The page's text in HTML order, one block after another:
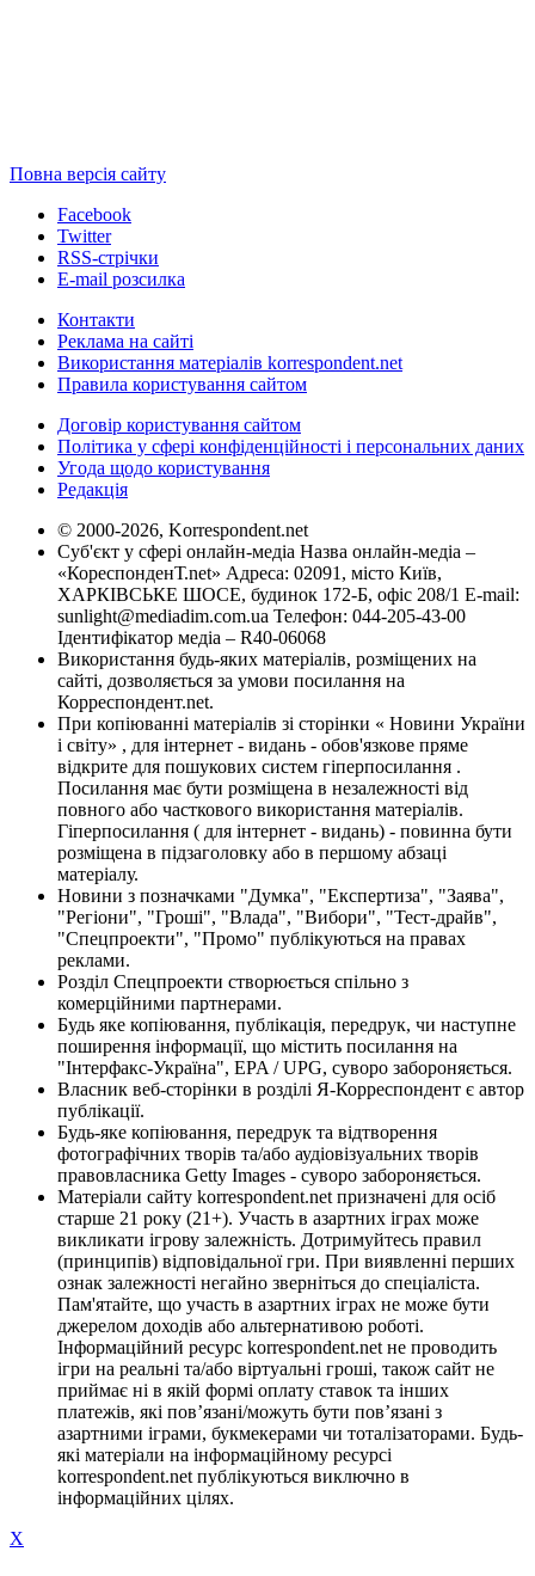
Повна версія сайту
Facebook
Twitter
RSS-стрічки
E-mail розсилка
Контакти
Реклама на сайті
Використання матеріалів korrespondent.net
Правила користування сайтом
Договір користування сайтом
Політика у сфері конфіденційності і персональних даних
Угода щодо користування
Редакція
© 2000-2026, Korrespondent.net
Суб'єкт у сфері онлайн-медіа Назва онлайн-медіа –
«КореспонденТ.net» Адреса: 02091, місто Київ,
ХАРКІВСЬКЕ ШОСЕ, будинок 172-Б, офіс 208/1 E-mail:
sunlight@mediadim.com.ua Телефон: 044-205-43-00
Ідентифікатор медіа – R40-06068
Використання будь-яких матеріалів, розміщених на
сайті, дозволяється за умови посилання на
Корреспондент.net.
При копіюванні матеріалів зі сторінки « Новини України
і світу» , для інтернет - видань - обов'язкове пряме
відкрите для пошукових систем гіперпосилання .
Посилання має бути розміщена в незалежності від
повного або часткового використання матеріалів.
Гіперпосилання ( для інтернет - видань) - повинна бути
розміщена в підзаголовку або в першому абзаці
матеріалу.
Новини з позначками "Думка", "Експертиза", "Заява",
"Регіони", "Гроші", "Влада", "Вибори", "Тест-драйв",
"Спецпроекти", "Промо" публікуються на правах
реклами.
Розділ Спецпроекти створюється спільно з
комерційними партнерами.
Будь яке копіювання, публікація, передрук, чи наступне
поширення інформації, що містить посилання на
"Інтерфакс-Україна", EPA / UPG, суворо забороняється.
Власник веб-сторінки в розділі Я-Корреспондент є автор
публікації.
Будь-яке копіювання, передрук та відтворення
фотографічних творів та/або аудіовізуальних творів
правовласника Getty Images - суворо забороняється.
Матеріали сайту korrespondent.net призначені для осіб
старше 21 року (21+). Участь в азартних іграх може
викликати ігрову залежність. Дотримуйтесь правил
(принципів) відповідальної гри. При виявленні перших
ознак залежності негайно зверніться до спеціаліста.
Пам'ятайте, що участь в азартних іграх не може бути
джерелом доходів або альтернативою роботі.
Інформаційний ресурс korrespondent.net не проводить
ігри на реальні та/або віртуальні гроші, також сайт не
приймає ні в якій формі оплату ставок та інших
платежів, які пов’язані/можуть бути пов’язані з
азартними іграми, букмекерами чи тоталізаторами. Будь-
які матеріали на інформаційному ресурсі
korrespondent.net публікуються виключно в
інформаційних цілях.
X